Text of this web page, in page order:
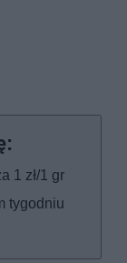
1 zł/1 gr
tygodniu